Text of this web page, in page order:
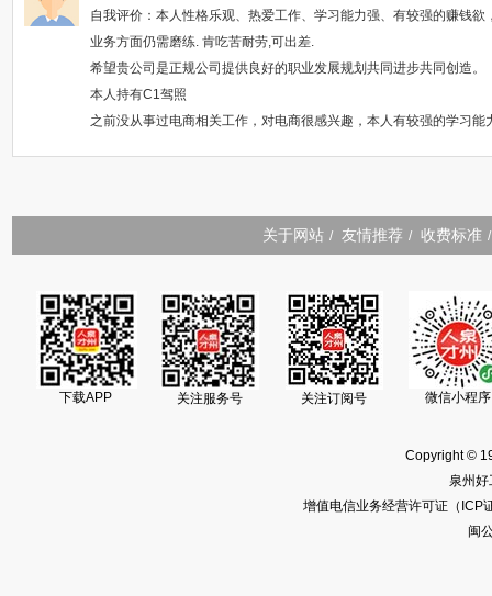
自我评价：本人性格乐观、热爱工作、学习能力强、有较强的赚钱欲
业务方面仍需磨练. 肯吃苦耐劳,可出差.
希望贵公司是正规公司提供良好的职业发展规划共同进步共同创造。
本人持有C1驾照
之前没从事过电商相关工作，对电商很感兴趣，本人有较强的学习能
关于网站 / 友情推荐 / 收费标准 /
下载APP 关注服务号 关注订阅号 微信小程序
Copyright ©
泉州
增值电信业务经营许可证（ICP
闽